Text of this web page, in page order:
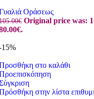
Οράσεως
€ Original price was:
15%
στο καλάθι
στην λίστα